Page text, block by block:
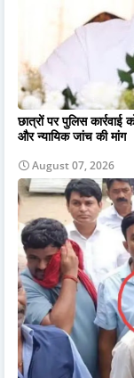
छात्रों पर पुलिस
और न्यायिक जांच की मांग
August 07, 2026